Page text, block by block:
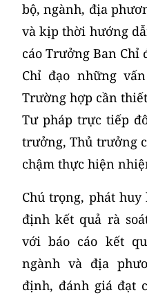
bộ, ngành, địa
và kịp thời hướng
cáo Trưởng Ban Chỉ
Chỉ đạo những
Trường hợp cần
Tư pháp trực tiếp
trưởng, Thủ trưởng
chậm thực hiện
Chú trọng, phát
định kết quả rà
với báo cáo kết
ngành và địa
định, đánh giá đạt